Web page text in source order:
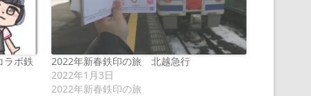
ラボ鉄
2022年新春鉄印の旅 北越急行
2022年1月3日
2022年新春鉄印の旅